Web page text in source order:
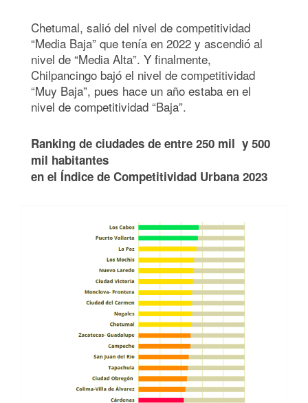
Chetumal, salió del nivel de competitividad
“Media Baja” que tenía en 2022 y ascendió al
nivel de “Media Alta”. Y finalmente,
Chilpancingo bajó el nivel de competitividad
“Muy Baja”, pues hace un año estaba en el
nivel de competitividad “Baja”.
Ranking de ciudades de entre 250 mil y 500
mil habitantes
en el Índice de Competitividad Urbana 2023